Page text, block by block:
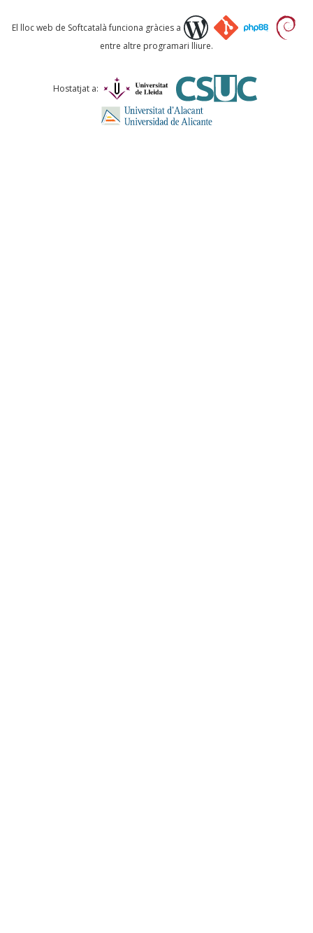
Què proposeu?
Comentari *
El lloc web de Softcatalà funciona gràcies a
entre altre programari lliure.
Hostatjat a: